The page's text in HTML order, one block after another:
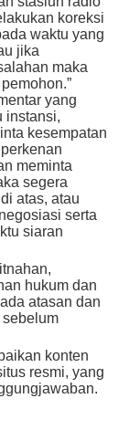
koreksi
waktu yang
jika
maka
yang
instansi,
kesempatan
meminta
segera
atas, atau
serta
siaran
hukum dan
atasan dan
konten
resmi, yang